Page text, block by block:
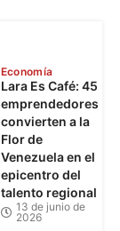
Economía
Lara Es Café: 45
emprendedores
convierten a la
Flor de
Venezuela en el
epicentro del
talento regional
13 de junio de
2026